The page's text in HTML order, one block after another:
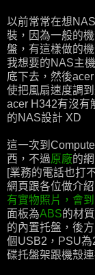
以前常常在想
裝，因為一般的
盤，有這樣做的
我想要的NAS主
底下去，然後
使把風扇速度調
acer H342有沒有
的NAS設計 XD
這一次到
西，不過原廠的
[業務的電話也打
網頁跟各位做介
有實物照片，會
面板為ABS的材
的內置托盤，後
個USB2，PSU為
碟托盤架跟機殼